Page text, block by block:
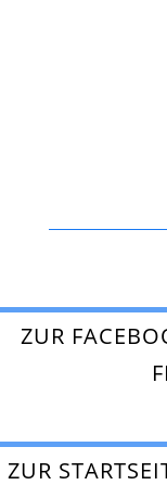
ZUR
ZUR